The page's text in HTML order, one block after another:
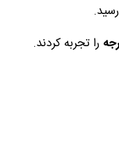
رسید.
را تجربه کردند.